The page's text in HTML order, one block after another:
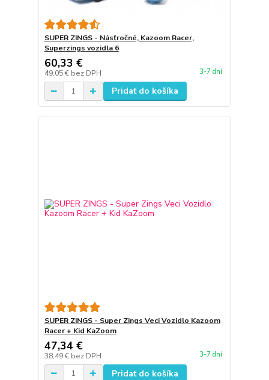
SUPER ZINGS - Násťročné, Kazoom Racer,
Superzings vozidla 6
60,33 €
49,05 € bez DPH 3-7 dní
Pridať do košíka
SUPER ZINGS - Super Zings Veci Vozidlo Kazoom
Racer + Kid KaZoom
47,34 €
38,49 € bez DPH 3-7 dní
Pridať do košíka